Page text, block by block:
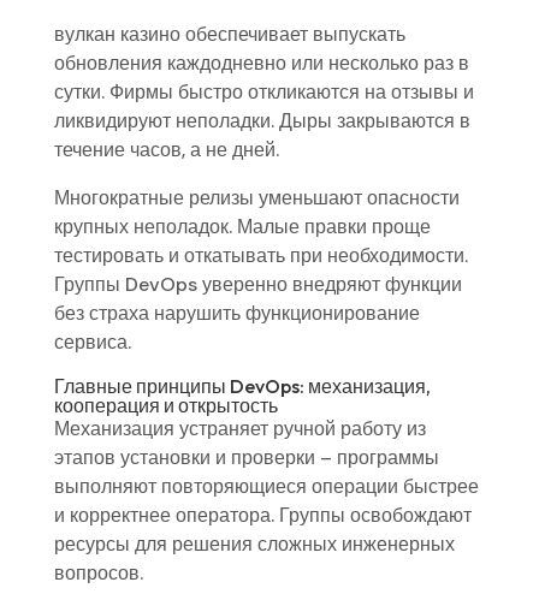
вулкан казино обеспечивает выпускать
обновления каждодневно или несколько раз в
сутки. Фирмы быстро откликаются на отзывы и
ликвидируют неполадки. Дыры закрываются в
течение часов, а не дней.
Многократные релизы уменьшают опасности
крупных неполадок. Малые правки проще
тестировать и откатывать при необходимости.
Группы DevOps уверенно внедряют функции
без страха нарушить функционирование
сервиса.
Главные принципы DevOps: механизация,
кооперация и открытость
Механизация устраняет ручной работу из
этапов установки и проверки – программы
выполняют повторяющиеся операции быстрее
и корректнее оператора. Группы освобождают
ресурсы для решения сложных инженерных
вопросов.